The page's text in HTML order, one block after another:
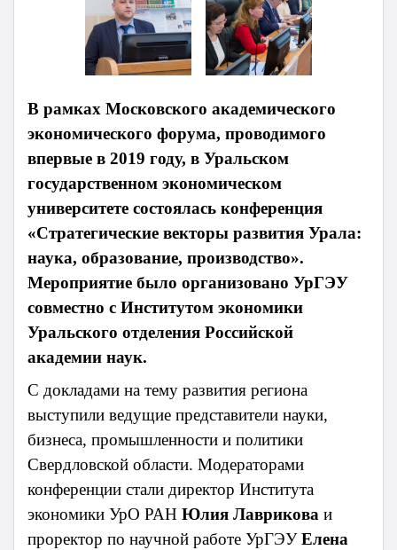
В рамках Московского академического
экономического форума, проводимого
впервые в 2019 году, в Уральском
государственном экономическом
университете состоялась конференция
«Стратегические векторы развития Урала:
наука, образование, производство».
Мероприятие было организовано УрГЭУ
совместно с Институтом экономики
Уральского отделения Российской
академии наук.
С докладами на тему развития региона
выступили ведущие представители науки,
бизнеса, промышленности и политики
Свердловской области. Модераторами
конференции стали директор Института
экономики УрО РАН Юлия Лаврикова и
проректор по научной работе УрГЭУЕлена